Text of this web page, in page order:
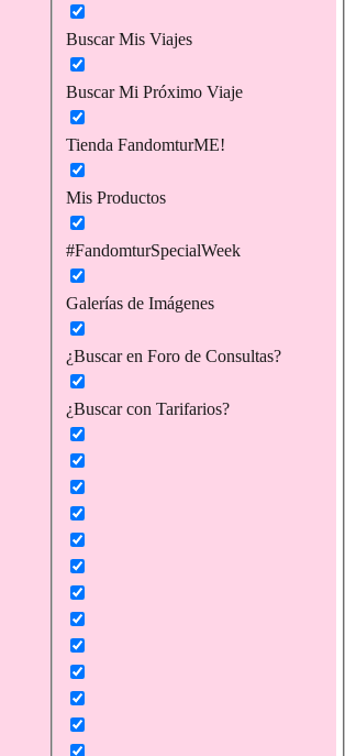
Buscar Mis Viajes
Buscar Mi Próximo Viaje
Tienda FandomturME!
Mis Productos
#FandomturSpecialWeek
Galerías de Imágenes
¿Buscar en Foro de Consultas?
¿Buscar con Tarifarios?